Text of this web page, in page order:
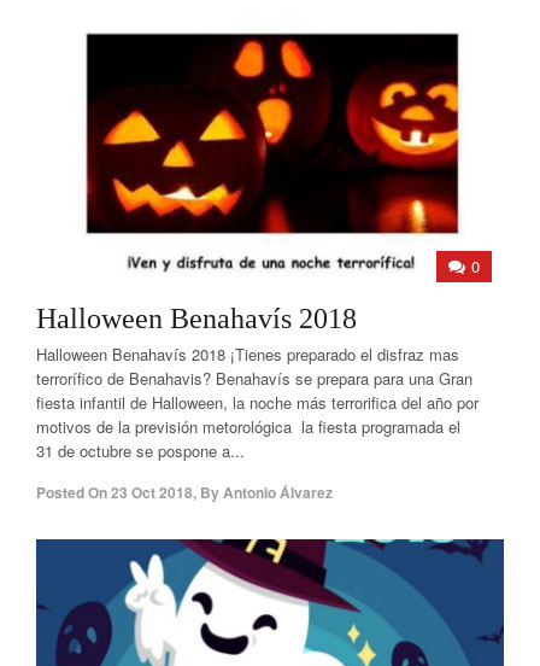
0
Halloween Benahavís 2018
Halloween Benahavís 2018 ¡Tienes preparado el disfraz mas
terrorífico de Benahavis? Benahavís se prepara para una Gran
fiesta infantil de Halloween, la noche más terrorifica del año por
motivos de la previsión metorológica la fiesta programada el
31 de octubre se pospone a...
Posted On23 Oct 2018, ByAntonio Álvarez